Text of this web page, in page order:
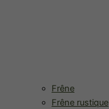
Frêne
Frêne rustique